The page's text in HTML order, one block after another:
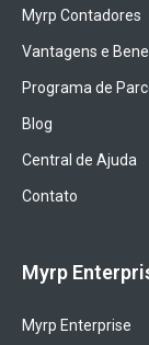
Myrp Contadores
Vantagens e
Programa de
Blog
Central de Ajuda
Contato
Myrp
Myrp Enterprise